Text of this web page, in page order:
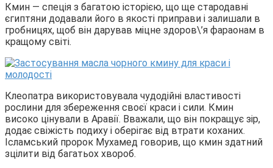
Кмин — спеція з багатою історією, що ще стародавні
єгиптяни додавали його в якості приправи і залишали в
гробницях, щоб він дарував міцне здоров\’я фараонам в
кращому світі.
Клеопатра використовувала чудодійні властивості
рослини для збереження своєї краси і сили. Кмин
високо цінували в Аравії. Вважали, що він покращує зір,
додає свіжість подиху і оберігає від втрати коханих.
Ісламський пророк Мухамед говорив, що кмин здатний
зцілити від багатьох хвороб.